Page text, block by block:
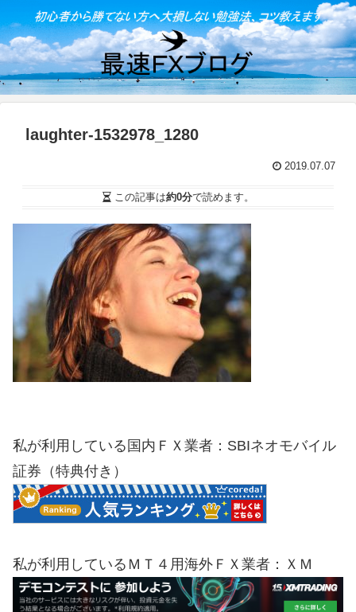
laughter-1532978_1280
2019.07.07
この記事は約0分で読めます。
私が利用している国内ＦＸ業者：SBIネオモバイル
証券（特典付き）
私が利用しているＭＴ４用海外ＦＸ業者：ＸＭ